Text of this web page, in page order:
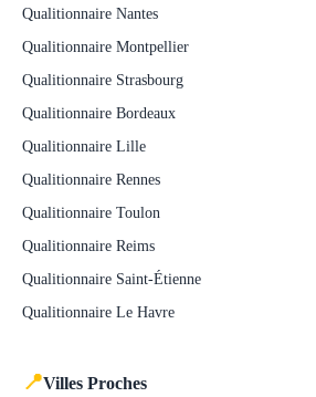
Qualitionnaire Nantes
Qualitionnaire Montpellier
Qualitionnaire Strasbourg
Qualitionnaire Bordeaux
Qualitionnaire Lille
Qualitionnaire Rennes
Qualitionnaire Toulon
Qualitionnaire Reims
Qualitionnaire Saint-Étienne
Qualitionnaire Le Havre
📍Villes Proches